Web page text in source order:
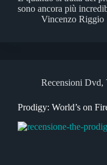
sono ancora più
Vincenzo Riggio
Recensioni Dvd,
Prodigy: World’s on